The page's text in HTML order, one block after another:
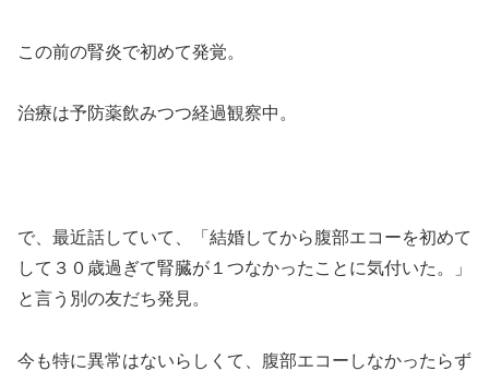
この前の腎炎で初めて発覚。
治療は予防薬飲みつつ経過観察中。
で、最近話していて、「結婚してから腹部エコーを初めて
して３０歳過ぎて腎臓が１つなかったことに気付いた。」
と言う別の友だち発見。
今も特に異常はないらしくて、腹部エコーしなかったらず